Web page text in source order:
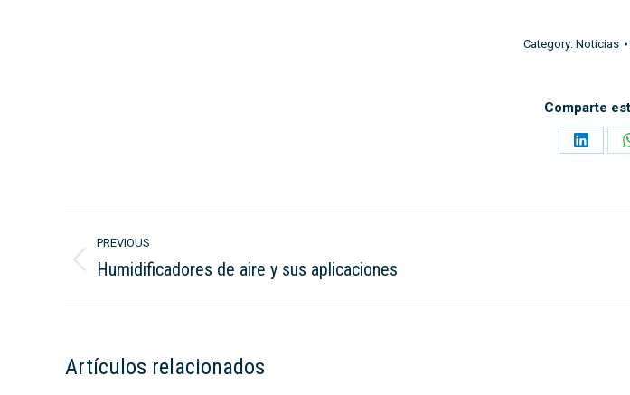
Category: Noticias
Comparte
Share
navigation
PREVIOUS
Previous
Humidificadores de aire y sus aplicaciones
Artículos relacionados